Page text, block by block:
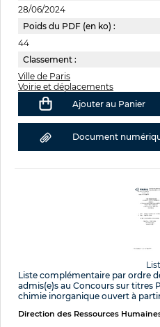
28/06/2024
Poids du PDF (en ko) :
44
Classement :
Ville de Paris
Voirie et déplacements
Ajouter au Panier
Document
Liste complémentaire par ordre
admis(e)s au Concours sur titres
chimie inorganique ouvert à
Direction des Ressources